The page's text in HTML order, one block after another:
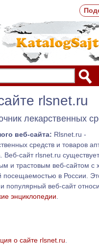
rlsnet.ru
лекарственных
веб-сайта: Rlsnet.ru -
средств и товаров
Веб-сайт rlsnet.ru
и трастовым веб-сайтом с
посещаемостью в России.
популярный веб-сайт
энциклопедии
о сайте rlsnet.ru